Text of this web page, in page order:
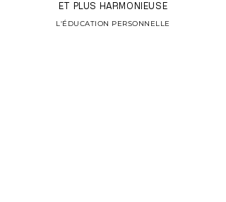
ET PLUS HARMONIEUSE
L'ÉDUCATION PERSONNELLE